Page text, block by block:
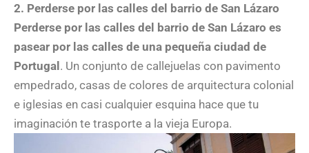
2. Perderse por las calles del barrio de San Lázaro
Perderse por las calles del barrio de San Lázaro es
pasear por las calles de una pequeña ciudad de
Portugal. Un conjunto de callejuelas con pavimento
empedrado, casas de colores de arquitectura colonial
e iglesias en casi cualquier esquina hace que tu
imaginación te trasporte a la vieja Europa.